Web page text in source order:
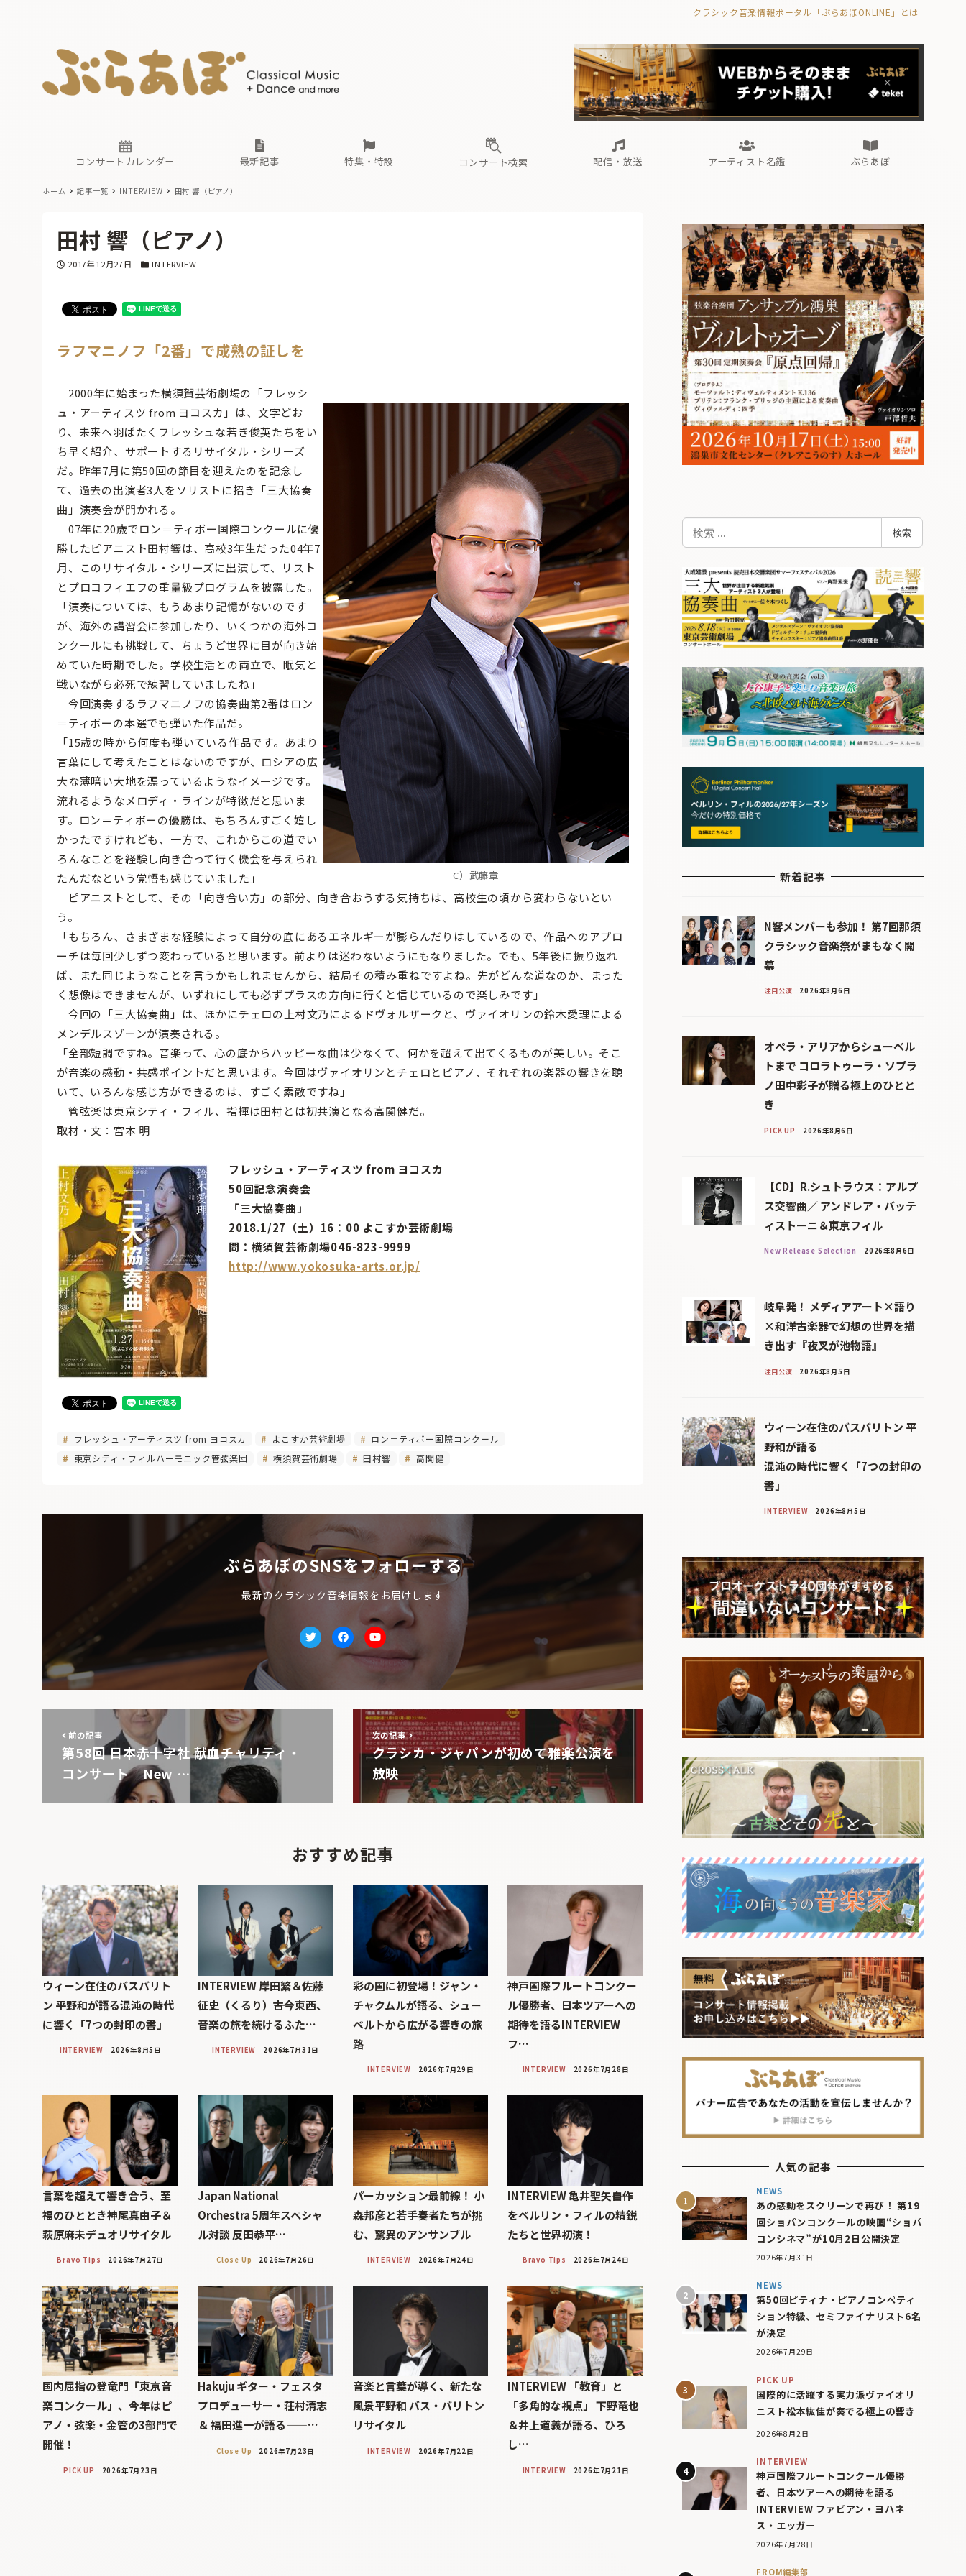
クラシック音楽情報ポータル「ぶらあぼONLINE」とは
コンサートカレンダー 最新記事
ぶらあぼブラス！
フォルテピアノ・オデッセイ
特集・特設 コンサート検索 配信・放送 アーティスト名鑑 ぶらあぼ
古楽とその先と 海の向こうの音楽家 Aからの眺望 ぶらあぼブラス！
フォルテピアノ・オデッセイ
過去の特集
無料ライブ配信スケジュール
あ か さ
ホーム 記事一覧 INTERVIEW 田村 響（ピアノ）
田村 響（ピアノ）
投稿日
2017年12月27日 カテゴリー
INTERVIEW
ラフマニノフ「2番」で成熟の証しを
C）武藤章
2000年に始まった横須賀芸術劇場の「フレッシ
ュ・アーティスツ from ヨコスカ」は、文字どお
り、未来へ羽ばたくフレッシュな若き俊英たちをい
ち早く紹介、サポートするリサイタル・シリーズ
だ。昨年7月に第50回の節目を迎えたのを記念し
て、過去の出演者3人をソリストに招き「三大協奏
曲」演奏会が開かれる。
07年に20歳でロン＝ティボー国際コンクールに優
勝したピアニスト田村響は、高校3年生だった04年7
月、このリサイタル・シリーズに出演して、リスト
とプロコフィエフの重量級プログラムを披露した。
「演奏については、もうあまり記憶がないのです
が、海外の講習会に参加したり、いくつかの海外コ
ンクールにも挑戦して、ちょうど世界に目が向き始
めていた時期でした。学校生活との両立で、眠気と
戦いながら必死で練習していましたね」
今回演奏するラフマニノフの協奏曲第2番はロン
＝ティボーの本選でも弾いた作品だ。
「15歳の時から何度も弾いている作品です。あまり
言葉にして考えたことはないのですが、ロシアの広
大な薄暗い大地を漂っているようなイメージです。
流れるようなメロディ・ラインが特徴だと思いま
す。ロン＝ティボーの優勝は、もちろんすごく嬉し
かったですけれども、一方で、これからこの道でい
ろんなことを経験し向き合って行く機会を与えられ
たんだなという覚悟も感じていました」
ピアニストとして、その「向き合い方」の部分、向き合おうする気持ちは、高校生の頃から変わらないとい
う。
「もちろん、さまざまな経験によって自分の底にあるエネルギーが膨らんだりはしているので、作品へのアプロ
ーチは毎回少しずつ変わっていると思います。前よりは迷わないようにもなりました。でも、5年後に振り返れ
ば、また同じようなことを言うかもしれませんから、結局その積み重ねですよね。先がどんな道なのか、まった
く想像はできませんが、いずれにしても必ずプラスの方向に行くと信じているので楽しみです」
今回の「三大協奏曲」は、ほかにチェロの上村文乃によるドヴォルザークと、ヴァイオリンの鈴木愛理による
メンデルスゾーンが演奏される。
「全部短調ですね。音楽って、心の底からハッピーな曲は少なくて、何かを超えて出てくるものが美しい。そこ
が音楽の感動・共感ポイントだと思います。今回はヴァイオリンとチェロとピアノ、それぞれの楽器の響きを聴
いて、いろんな感じ方ができるのは、すごく素敵ですね」
管弦楽は東京シティ・フィル、指揮は田村とは初共演となる高関健だ。
取材・文：宮本 明
フレッシュ・アーティスツ from ヨコスカ
50回記念演奏会
「三大協奏曲」
2018.1/27（土）16：00 よこすか芸術劇場
問：横須賀芸術劇場046-823-9999
http://www.yokosuka-arts.or.jp/
フレッシュ・アーティスツ from ヨコスカ よこすか芸術劇場
ロン＝ティボー国際コンクール
東京シティ・フィルハーモニック管弦楽団
横須賀芸術劇場 田村響 高関健
ぶらあぼのSNSをフォローする
最新のクラシック音楽情報をお届けします
TwitterfacebookYoutube
前の記事
第58回 日本赤十字社 献血チャリティ・
コンサート New …
次の記事
クラシカ・ジャパンが初めて雅楽公演を
放映
おすすめ記事
ウィーン在住のバスバリト
ン 平野和が語る混沌の時代
に響く「7つの封印の書」
INTERVIEW 2026年8月5日
INTERVIEW 岸田繁＆佐藤
征史（くるり）――古今東西、
音楽の旅を続けるふた…
INTERVIEW 2026年7月31日
彩の国に初登場！ジャン・
チャクムルが語る、シュー
ベルトから広がる響きの旅
路
INTERVIEW 2026年7月29日
神戸国際フルートコンクー
ル優勝者、日本ツアーへの
期待を語るINTERVIEW
フ…
INTERVIEW 2026年7月28日
言葉を超えて響き合う、至
福のひととき神尾真由子＆
萩原麻未デュオリサイタル
Bravo Tips 2026年7月27日
Japan National
Orchestra 5周年スペシャ
ル対談 反田恭平…
Close Up 2026年7月26日
パーカッション最前線！ 小
森邦彦と若手奏者たちが挑
む、驚異のアンサンブル
INTERVIEW 2026年7月24日
INTERVIEW 亀井聖矢――自作
をベルリン・フィルの精鋭
たちと世界初演！
Bravo Tips 2026年7月24日
国内屈指の登竜門「東京音
楽コンクール」、今年はピ
アノ・弦楽・金管の3部門で
開催！
PICK UP 2026年7月23日
Hakuju ギター・フェスタ
プロデューサー・荘村清志
＆ 福田進一が語る——…
Close Up 2026年7月23日
音楽と言葉が導く、新たな
風景平野和 バス・バリトン
リサイタル
INTERVIEW 2026年7月22日
INTERVIEW 「教育」と
「多角的な視点」 下野竜也
＆井上道義が語る、ひろ
し…
INTERVIEW 2026年7月21日
検
索
検索
新着記事
N響メンバーも参加！ 第7回那須
クラシック音楽祭がまもなく開
幕
注目公演 2026年8月6日
オペラ・アリアからシューベル
トまで コロラトゥーラ・ソプラ
ノ田中彩子が贈る極上のひとと
き
PICK UP 2026年8月6日
【CD】R.シュトラウス：アルプ
ス交響曲／ アンドレア・バッテ
ィストーニ＆東京フィル
New Release Selection 2026年8月6日
岐阜発！ メディアアート×語り
×和洋古楽器で幻想の世界を描
き出す『夜叉が池物語』
注目公演 2026年8月5日
ウィーン在住のバスバリトン 平
野和が語る
混沌の時代に響く「7つの封印の
書」
INTERVIEW 2026年8月5日
人気の記事
NEWS
あの感動をスクリーンで再び！ 第19
回ショパンコンクールの映画“ショパ
コンシネマ”が10月2日公開決定
2026年7月31日
NEWS
第50回ピティナ・ピアノコンペティ
ション特級、セミファイナリスト6名
が決定
2026年7月29日
PICK UP
国際的に活躍する実力派ヴァイオリ
ニスト松本紘佳が奏でる極上の響き
2026年8月2日
INTERVIEW
神戸国際フルートコンクール優勝
者、日本ツアーへの期待を語る
INTERVIEW ファビアン・ヨハネ
ス・エッガー
2026年7月28日
FROM編集部